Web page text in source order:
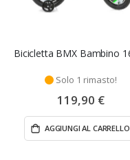
Solo 1 rimasto!
119,90 €
AGGIUNGI AL CARRELLO